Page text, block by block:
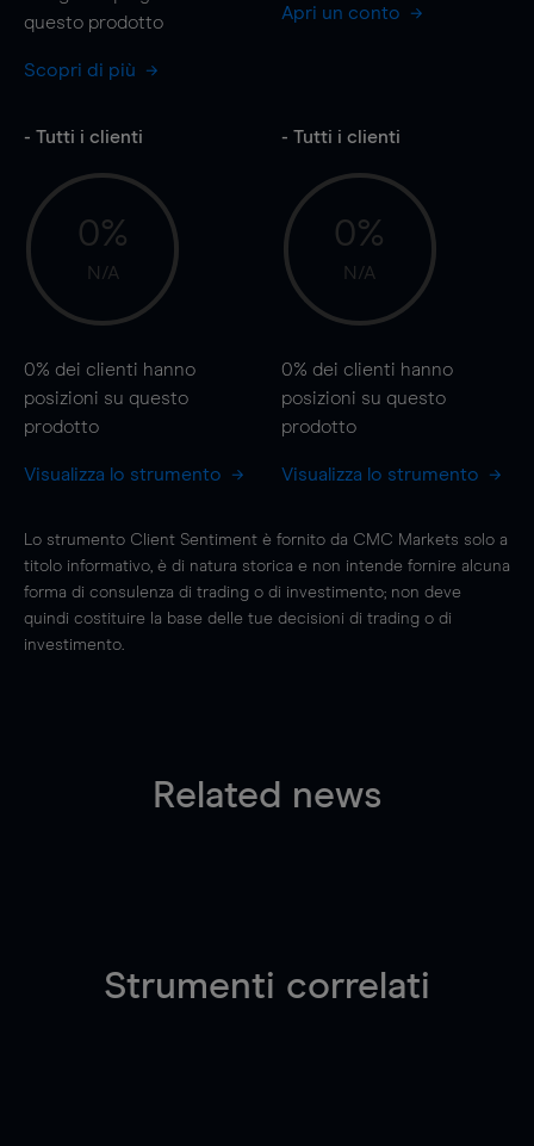
questo prodotto
Scopri di più
Apri un conto
- Tutti i clienti
0%
N/A
0% dei clienti hanno
posizioni su questo
prodotto
Visualizza lo strumento
- Tutti i clienti
0%
N/A
0% dei clienti hanno
posizioni su questo
prodotto
Visualizza lo strumento
Lo strumento Client Sentiment è fornito da CMC Markets solo a
titolo informativo, è di natura storica e non intende fornire alcuna
forma di consulenza di trading o di investimento; non deve
quindi costituire la base delle tue decisioni di trading o di
investimento.
Related news
Strumenti correlati